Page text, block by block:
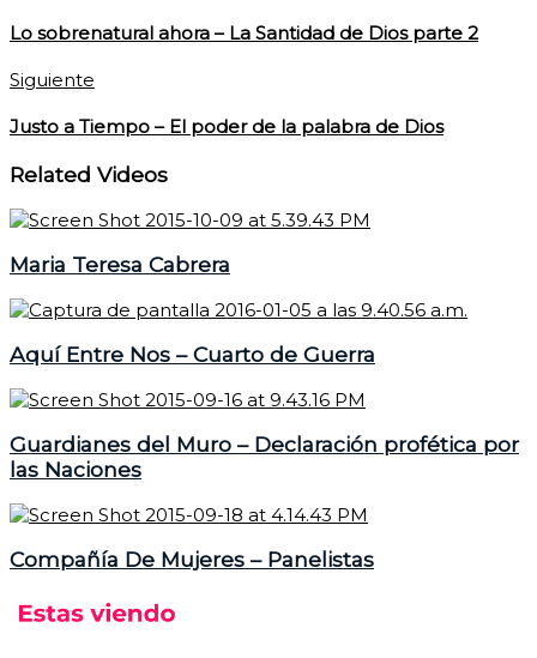
Lo sobrenatural ahora – La Santidad de Dios parte 2
Siguiente
Justo a Tiempo – El poder de la palabra de Dios
Related Videos
Maria Teresa Cabrera
Aquí Entre Nos – Cuarto de Guerra
Guardianes del Muro – Declaración profética por
las Naciones
Compañía De Mujeres – Panelistas